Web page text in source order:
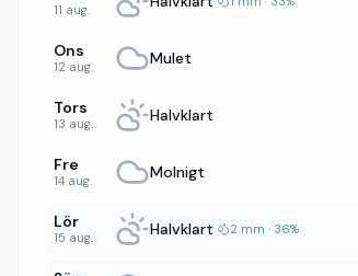
11 aug.
Ons
12 aug. Mulet
Tors
13 aug. Halvklart
Fre
14 aug. Molnigt
Lör
15 aug. Halvklart· 2 mm · 36%